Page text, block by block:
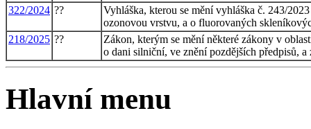
322/2024 ??
Vyhláška, kterou se mění vyhláška č. 243/
ozonovou vrstvu, a o fluorovaných
218/2025 ??
Zákon, kterým se mění některé zákony v
o dani silniční, ve znění pozdějších předpisů,
Hlavní menu